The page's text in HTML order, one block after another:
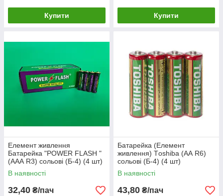
Купити Купити
Елемент живлення
Батарейка "POWER FLASH "
(ААА R3) сольові (Б-4) (4 шт)
В наявності
32,40 ₴/пач
Батарейка (Елемент
живлення) Тoshiba (АА R6)
сольові (Б-4) (4 шт)
В наявності
43,80 ₴/пач